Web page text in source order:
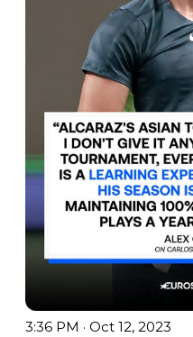
3:36 PM · Oct 12, 2023